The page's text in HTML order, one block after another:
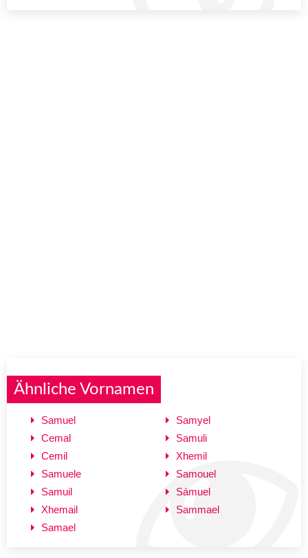
Ähnliche Vornamen
Samuel
Cemal
Cemil
Samuele
Samuil
Xhemail
Samael
Samyel
Samuli
Xhemil
Samouel
Sámuel
Sammael